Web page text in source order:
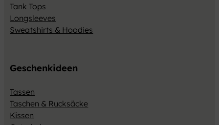
Tank Tops
Longsleeves
Sweatshirts & Hoodies
Geschenkideen
Tassen
Taschen & Rucksäcke
Kissen